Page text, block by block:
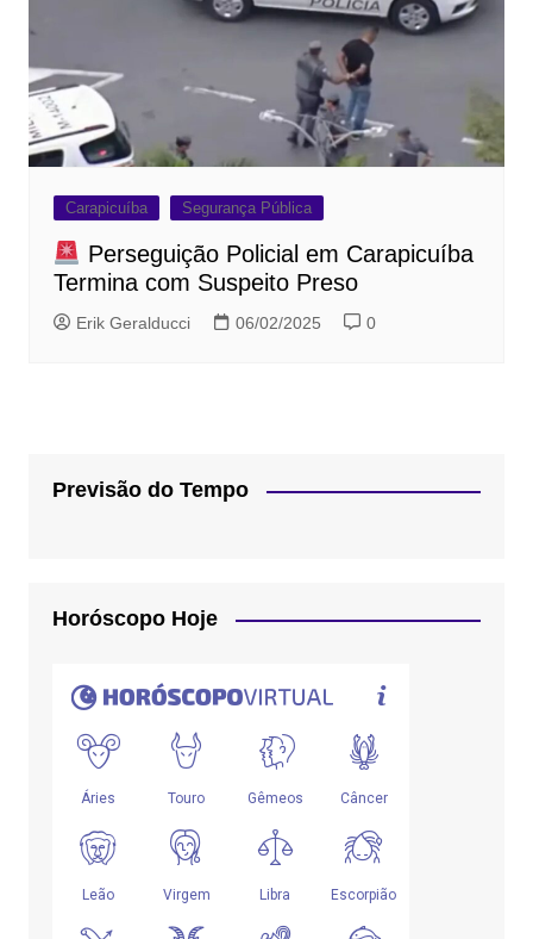
Carapicuíba Segurança Pública
Perseguição Policial em Carapicuíba
Termina com Suspeito Preso
Erik Geralducci 06/02/2025 0
Previsão do Tempo
Horóscopo Hoje